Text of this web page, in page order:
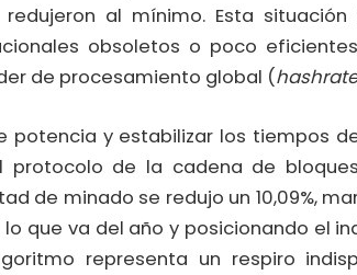
al mínimo. Esta
obsoletos o poco
de procesamiento global (hashrate
potencia y estabilizar los tiempos
protocolo de la cadena de
de minado se redujo un 10,09%,
que va del año y posicionando el
representa un respiro